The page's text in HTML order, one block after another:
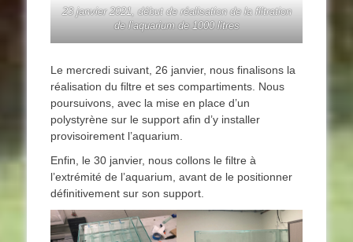
23 janvier 2021, début de réalisation de la filtration
de l’aquarium de 1000 litres
Le mercredi suivant, 26 janvier, nous finalisons la
réalisation du filtre et ses compartiments. Nous
poursuivons, avec la mise en place d’un
polystyrène sur le support afin d’y installer
provisoirement l’aquarium.
Enfin, le 30 janvier, nous collons le filtre à
l’extrémité de l’aquarium, avant de le positionner
définitivement sur son support.